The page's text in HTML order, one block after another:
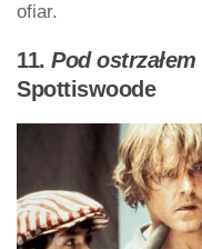
ofiar.
11. Pod ostrzałem
Spottiswoode